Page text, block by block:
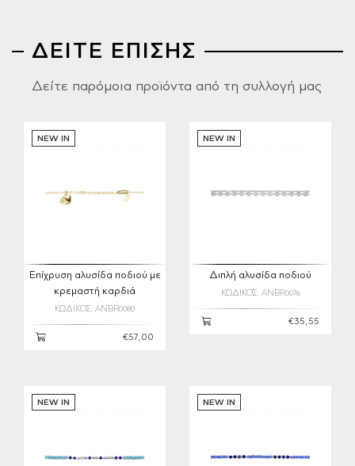
ΔΕΙΤΕ ΕΠΙΣΗΣ
Δείτε παρόμοια προϊόντα από τη συλλογή μας
NEW IN
Επίχρυση αλυσίδα ποδιού με
κρεμαστή καρδιά
ΚΩΔΙΚΟΣ: ANBR0080
€57,00
NEW IN
Διπλή αλυσίδα ποδιού
ΚΩΔΙΚΟΣ: ANBR0076
€35,55
NEW IN NEW IN